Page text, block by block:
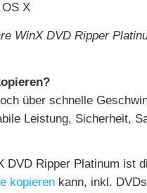
X
WinX DVD Ripper
über schnelle
Leistung, Sicherheit,
DVD Ripper Platinum ist
kopieren kann, inkl.